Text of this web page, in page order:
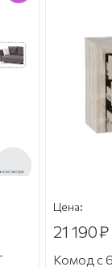
Цена:
21 190₽
Комод с